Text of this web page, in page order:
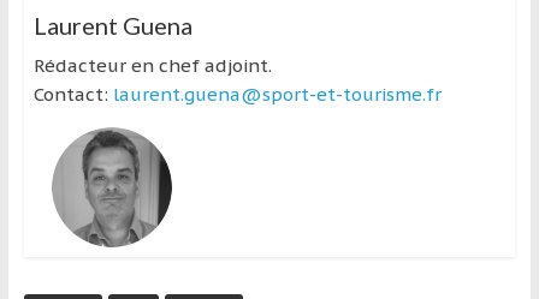
Laurent Guena
Rédacteur en chef adjoint.
Contact: laurent.guena@sport-et-tourisme.fr